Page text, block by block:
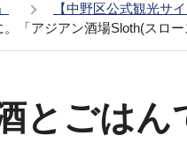
【中野区公式観光サ
「アジアン酒場Sloth(スロ
とごは